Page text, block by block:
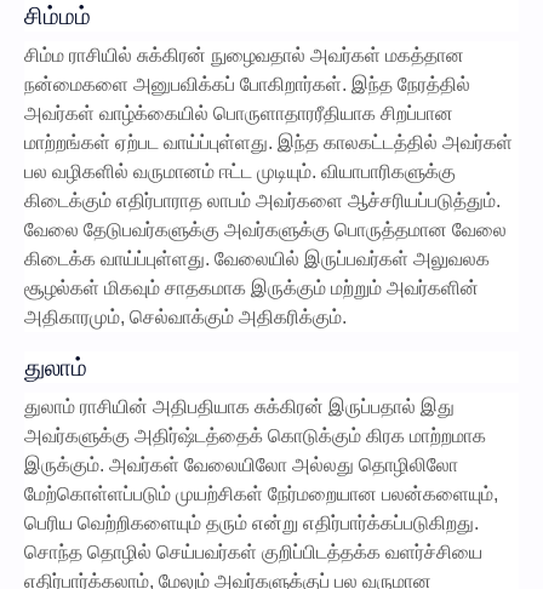
சிம்மம்
சிம்ம ராசியில் சுக்கிரன் நுழைவதால் அவர்கள் மகத்தான
நன்மைகளை அனுபவிக்கப் போகிறார்கள். இந்த நேரத்தில்
அவர்கள் வாழ்க்கையில் பொருளாதாரரீதியாக சிறப்பான
மாற்றங்கள் ஏற்பட வாய்ப்புள்ளது. இந்த காலகட்டத்தில் அவர்கள்
பல வழிகளில் வருமானம் ஈட்ட முடியும். வியாபாரிகளுக்கு
கிடைக்கும் எதிர்பாராத லாபம் அவர்களை ஆச்சரியப்படுத்தும்.
வேலை தேடுபவர்களுக்கு அவர்களுக்கு பொருத்தமான வேலை
கிடைக்க வாய்ப்புள்ளது. வேலையில் இருப்பவர்கள் அலுவலக
சூழல்கள் மிகவும் சாதகமாக இருக்கும் மற்றும் அவர்களின்
அதிகாரமும், செல்வாக்கும் அதிகரிக்கும்.
துலாம்
துலாம் ராசியின் அதிபதியாக சுக்கிரன் இருப்பதால் இது
அவர்களுக்கு அதிர்ஷ்டத்தைக் கொடுக்கும் கிரக மாற்றமாக
இருக்கும். அவர்கள் வேலையிலோ அல்லது தொழிலிலோ
மேற்கொள்ளப்படும் முயற்சிகள் நேர்மறையான பலன்களையும்,
பெரிய வெற்றிகளையும் தரும் என்று எதிர்பார்க்கப்படுகிறது.
சொந்த தொழில் செய்பவர்கள் குறிப்பிடத்தக்க வளர்ச்சியை
எதிர்பார்க்கலாம், மேலும் அவர்களுக்குப் பல வருமான